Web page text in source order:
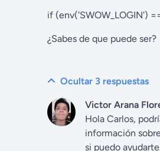
if (env('SWOW_LOGIN')
¿Sabes de que puede ser?
Ocultar 3 respuestas
Victor Arana
Hola Carlos,
información
si puedo